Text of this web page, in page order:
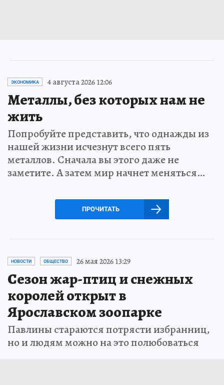
ЭКОНОМИКА 4 августа 2026 12:06
Металлы, без которых нам не
жить
Попробуйте представить, что однажды из
нашей жизни исчезнут всего пять
металлов. Сначала вы этого даже не
заметите. А затем мир начнет меняться…
ПРОЧИТАТЬ
НОВОСТИ ОБЩЕСТВО 26 мая 2026 13:29
Сезон жар-птиц и снежных
королей открыт в
Ярославском зоопарке
Павлины стараются потрясти избранниц,
но и людям можно на это полюбоваться